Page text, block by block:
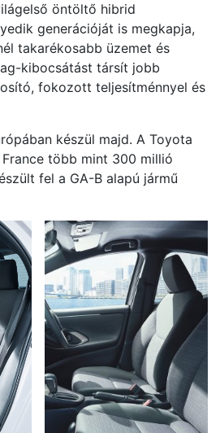
öntöltő hibrid
generációját is megkapja,
takarékosabb üzemet és
kibocsátást társít jobb
fokozott teljesítménnyel és
készül majd. A Toyota
több mint 300 millió
fel a GA-B alapú jármű